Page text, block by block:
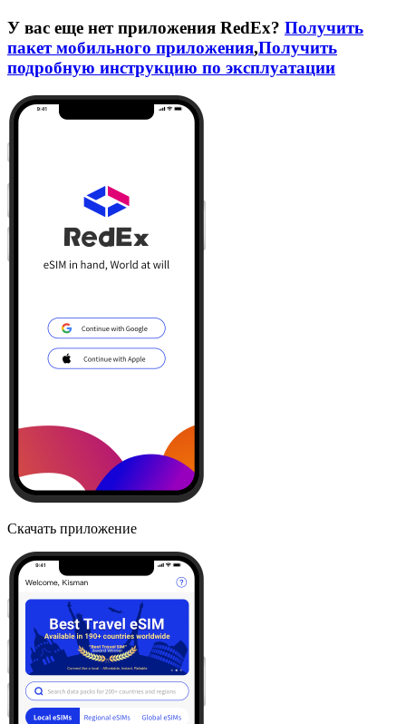
У вас еще нет приложения RedEx? Получить
пакет мобильного приложения,Получить
подробную инструкцию по эксплуатации
Скачать приложение